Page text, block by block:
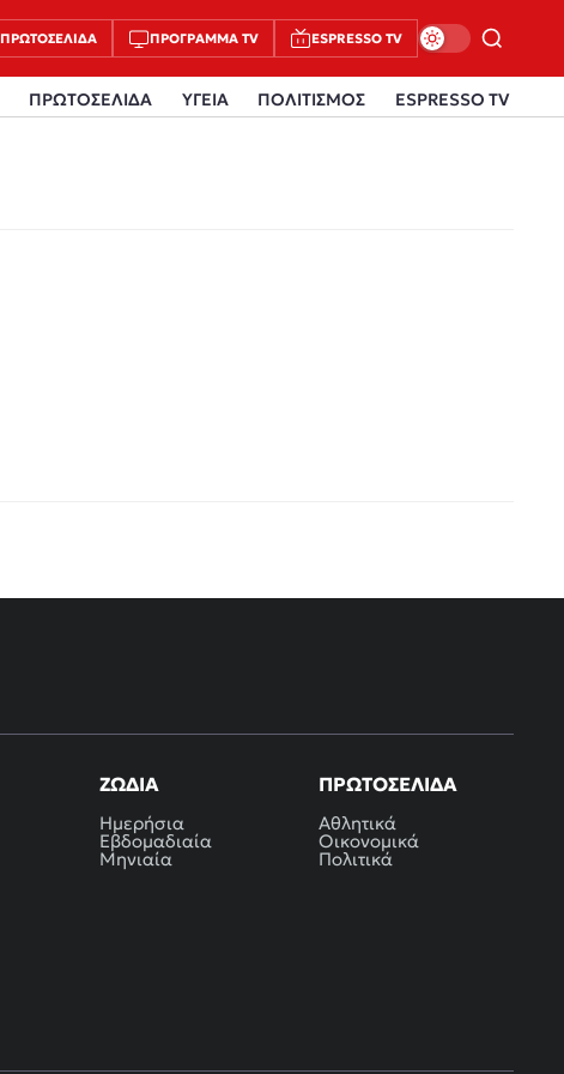
ΠΡΩΤΟΣΈΛΙΔΑ ΠΡΌΓΡΑΜΜΑ TV ESPRESSO TV
ΠΡΩΤΟΣΕΛΙΔΑ ΥΓΕΙΑ ΠΟΛΙΤΙΣΜΟΣ ESPRESSO TV
ΖΏΔΙΑ
Ημερήσια
Εβδομαδιαία
Μηνιαία
ΠΡΩΤΟΣΈΛΙΔΑ
Αθλητικά
Οικονομικά
Πολιτικά